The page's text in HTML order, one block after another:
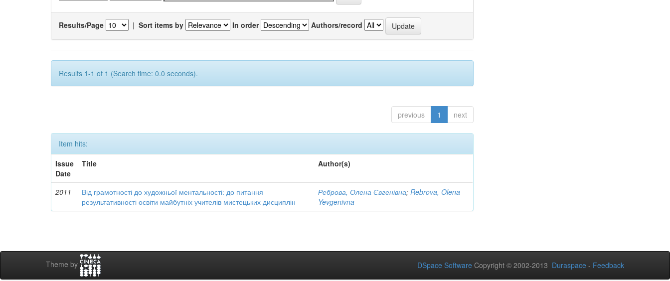
Results/Page | Sort items by In order Authors/record
Results 1-1 of 1 (Search time: 0.0 seconds).
previous 1 next
Item hits:
Issue
Date
Title Author(s)
2011
Від грамотності до художньої ментальності: до питання
результативності освіти майбутніх учителів мистецьких дисциплін
Реброва, Олена Євгенівна;Rebrova, Olena
Yevgenivna
Theme by DSpace Software Copyright © 2002-2013 Duraspace - Feedback